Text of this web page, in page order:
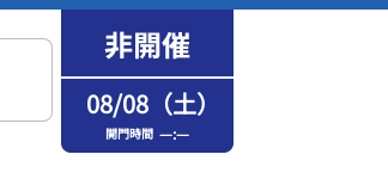
08/08（土）
開門時間 —:—